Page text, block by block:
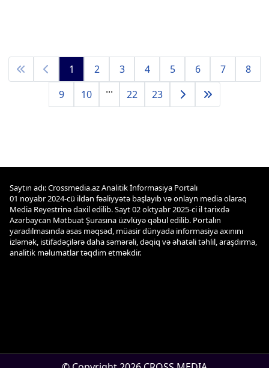
1 2 3 4 5 6 7
8
9
10 ... 22 23
Saytın adı: Crossmedia.az Analitik İnformasiya Portalı
01 noyabr 2024-cü ildən fəaliyyətə başlayıb və onlayn media olaraq
Media Reyestrinə daxil edilib. Sayt 02 oktyabr 2025-ci il tarixdə
Azərbaycan Mətbuat Şurasına üzvlüyə qəbul edilib. Portalın
yaradılmasında əsas məqsəd, müasir dünyada informasiya axınını
izləmək, istifadəçilərə daha səmərəli, dəqiq və əhatəli təhlil, araşdırma,
analitik məlumatlar təqdim etməkdir.